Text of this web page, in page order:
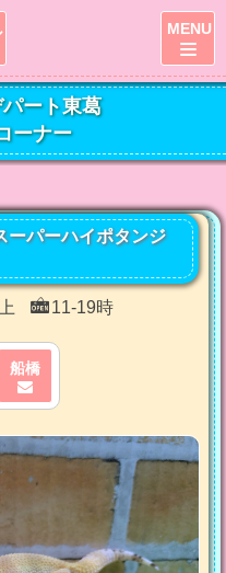
ート東葛
ーナー
パーハイポタンジ
11-19時
船橋
MENU